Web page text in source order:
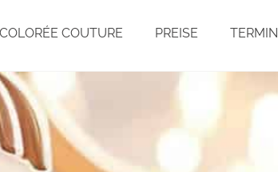
COLORÉE COUTURE PREISE TERMIN